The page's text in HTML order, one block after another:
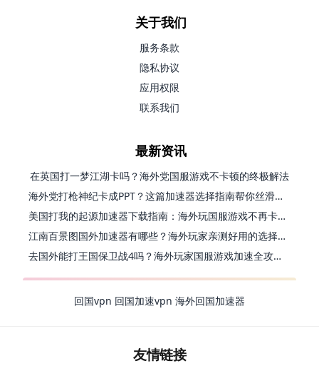
关于我们
服务条款
隐私协议
应用权限
联系我们
最新资讯
在英国打一梦江湖卡吗？海外党国服游戏不卡顿的终极解法
海外党打枪神纪卡成PPT？这篇加速器选择指南帮你丝滑上分
美国打我的起源加速器下载指南：海外玩国服游戏不再卡的终极方案
江南百景图国外加速器有哪些？海外玩家亲测好用的选择与避坑指南
去国外能打王国保卫战4吗？海外玩家国服游戏加速全攻略（附公主连结幻想江湖实测）
回国vpn 回国加速vpn 海外回国加速器
友情链接